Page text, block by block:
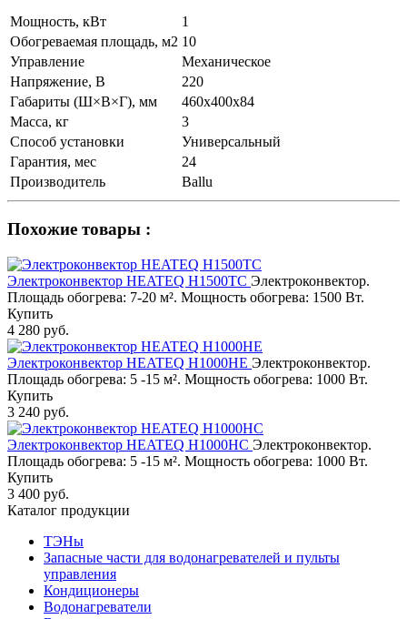
Мощность, кВт
1
Обогреваемая площадь, м2 10
Управление
Механическое
Напряжение, В
220
Габариты (Ш×В×Г), мм
460x400x84
Масса, кг
3
Способ установки
Универсальный
Гарантия, мес
24
Производитель
Ballu
Похожие товары :
Электроконвектор HEATEQ H1500TC Электроконвектор.
Площадь обогрева: 7-20 м². Мощность обогрева: 1500 Вт.
Купить
4 280 руб.
Электроконвектор HEATEQ H1000HE Электроконвектор.
Площадь обогрева: 5 -15 м². Мощность обогрева: 1000 Вт.
Купить
3 240 руб.
Электроконвектор HEATEQ H1000HC Электроконвектор.
Площадь обогрева: 5 -15 м². Мощность обогрева: 1000 Вт.
Купить
3 400 руб.
Каталог продукции
ТЭНы
Запасные части для водонагревателей и пульты
управления
Кондиционеры
Водонагреватели